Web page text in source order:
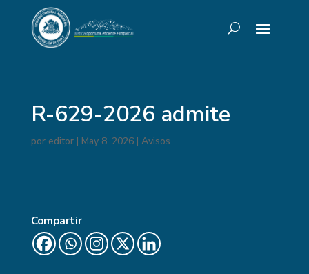
R-629-2026 admite
por editor| May 8, 2026| Avisos
Compartir